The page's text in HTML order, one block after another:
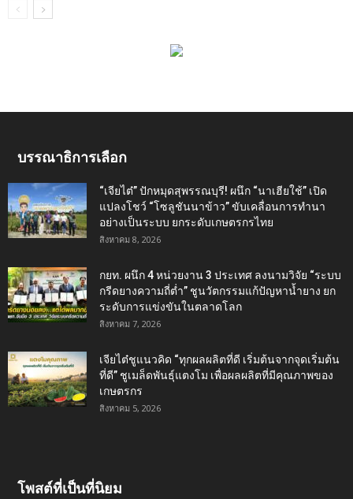
บรรณาธิการเลือก
“เจียไต๋” ปักหมุดสุพรรณบุรี! ผนึก “นาเฮียใช้” เปิด
แปลงโชว์ “โซลูชันนาข้าว” ขับเคลื่อนการทำนา
อย่างเป็นระบบ ยกระดับเกษตรกรไทย
สิงหาคม 8, 2026
กยท. ผนึก 4 หน่วยงาน 3 ประเทศ ลงนามวิจัย “ระบบ
กรีดยางความถี่ต่ำ” ชูนวัตกรรมแก้ปัญหาน้ำยาง ยก
ระดับการแข่งขันในตลาดโลก
สิงหาคม 7, 2026
เจียไต๋ชูแนวคิด “ทุกผลผลิตที่ดี เริ่มต้นจากจุดเริ่มต้น
ที่ดี” ชูเมล็ดพันธุ์แตงโม เพื่อผลผลิตที่มีคุณภาพของ
เกษตรกร
สิงหาคม 5, 2026
โพสต์ที่เป็นที่นิยม